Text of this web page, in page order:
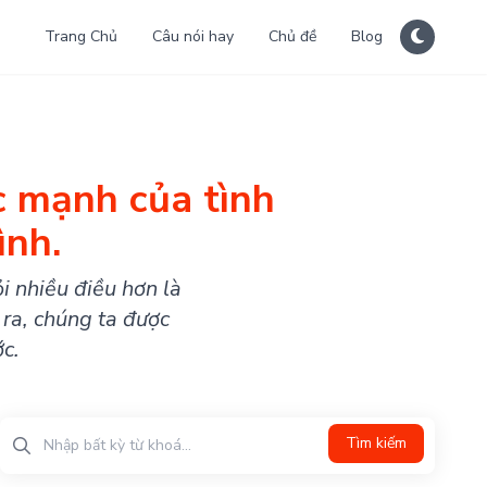
Trang Chủ Câu nói hay Chủ đề Blog
mạnh của tình
nhiều điều hơn là
chúng ta được
Tìm kiếm